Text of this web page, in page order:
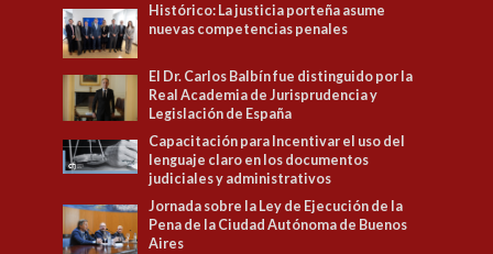
Histórico: La justicia porteña asume
nuevas competencias penales
El Dr. Carlos Balbín fue distinguido por la
Real Academia de Jurisprudencia y
Legislación de España
Capacitación para Incentivar el uso del
lenguaje claro en los documentos
judiciales y administrativos
Jornada sobre la Ley de Ejecución de la
Pena de la Ciudad Autónoma de Buenos
Aires